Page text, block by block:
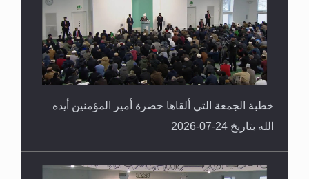
خطبة الجمعة التي ألقاها حضرة أمير المؤمنين أيده
الله بتاريخ 24-07-2026